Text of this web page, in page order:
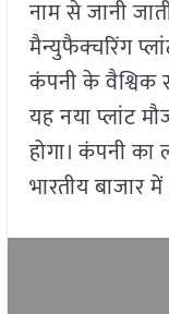
नाम से जानी
मैन्युफैक्चरिंग
कंपनी के वैश्विक
यह नया प्लांट
होगा। कंपनी
भारतीय बाजार